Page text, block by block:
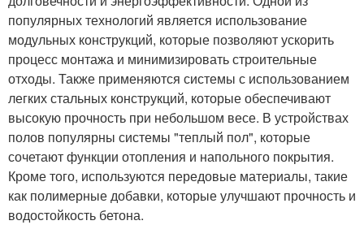
популярных технологий является использование
модульных конструкций, которые позволяют ускорить
процесс монтажа и минимизировать строительные
отходы. Также применяются системы с использованием
легких стальных конструкций, которые обеспечивают
высокую прочность при небольшом весе. В устройствах
полов популярны системы "теплый пол", которые
сочетают функции отопления и напольного покрытия.
Кроме того, используются передовые материалы, такие
как полимерные добавки, которые улучшают прочность и
водостойкость бетона.